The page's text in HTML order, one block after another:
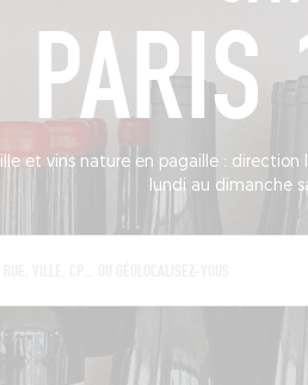
PARIS
et vins nature en pagaille : direction
lundi au dimanche